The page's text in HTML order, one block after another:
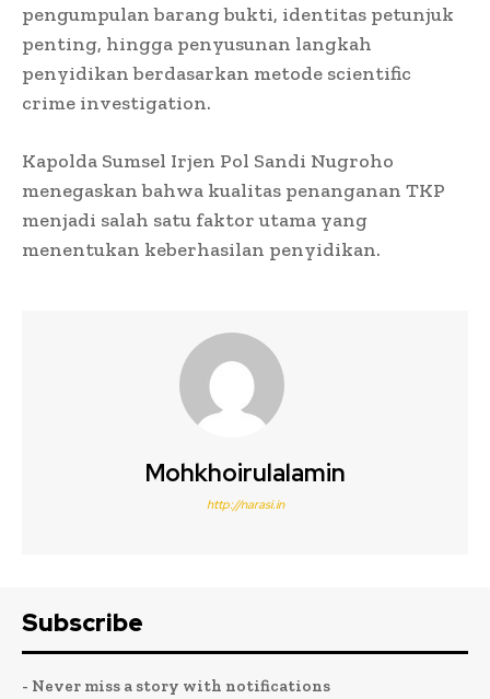
pengumpulan barang bukti, identitas petunjuk
penting, hingga penyusunan langkah
penyidikan berdasarkan metode scientific
crime investigation.
Kapolda Sumsel Irjen Pol Sandi Nugroho
menegaskan bahwa kualitas penanganan TKP
menjadi salah satu faktor utama yang
menentukan keberhasilan penyidikan.
Mohkhoirulalamin
http://narasi.in
Subscribe
- Never miss a story with notifications